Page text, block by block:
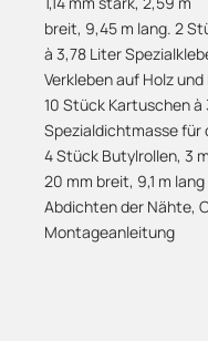
breit, 9,45 m lang. 2
à 3,78 Liter
Verkleben auf Holz
10 Stück Kartuschen à
Spezialdichtmasse für
4 Stück Butylrollen, 3
20 mm breit, 9,1 m lang
Abdichten der Nähte,
Montageanleitung